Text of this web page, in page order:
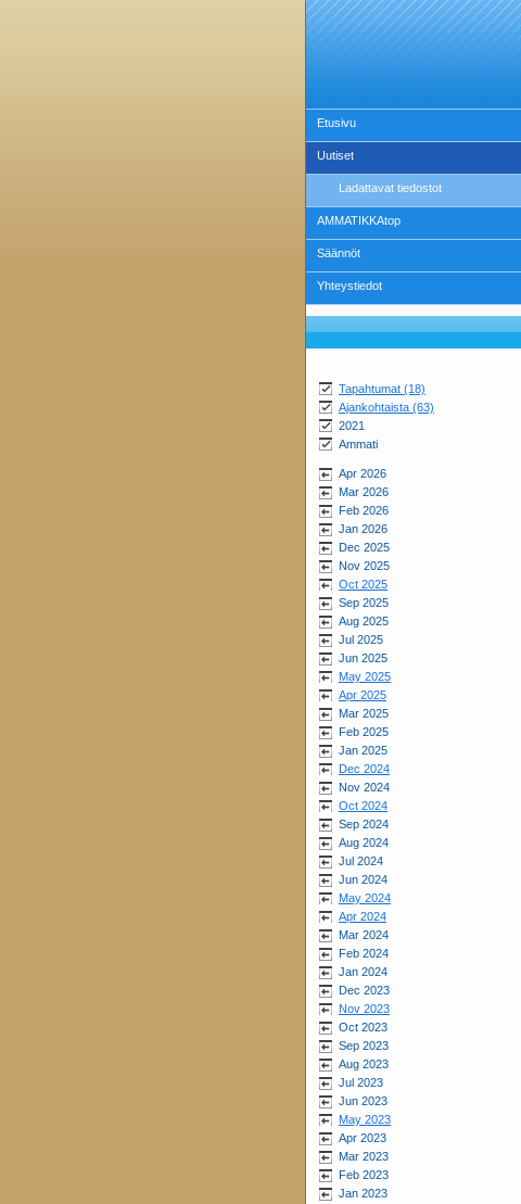
Etusivu
Uutiset
Ladattavat tiedostot
AMMATIKKAtop
Säännöt
Yhteystiedot
Tapahtumat (18)
Ajankohtaista (63)
2021
Ammati
Apr 2026
Mar 2026
Feb 2026
Jan 2026
Dec 2025
Nov 2025
Oct 2025
Sep 2025
Aug 2025
Jul 2025
Jun 2025
May 2025
Apr 2025
Mar 2025
Feb 2025
Jan 2025
Dec 2024
Nov 2024
Oct 2024
Sep 2024
Aug 2024
Jul 2024
Jun 2024
May 2024
Apr 2024
Mar 2024
Feb 2024
Jan 2024
Dec 2023
Nov 2023
Oct 2023
Sep 2023
Aug 2023
Jul 2023
Jun 2023
May 2023
Apr 2023
Mar 2023
Feb 2023
Jan 2023